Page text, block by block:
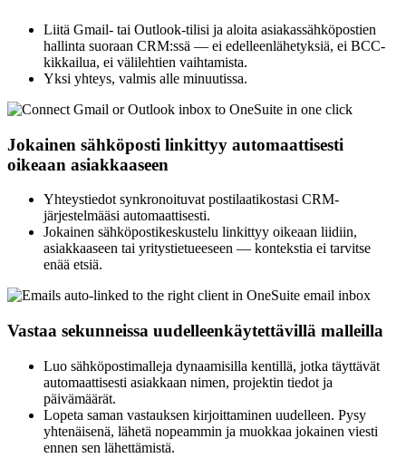
Liitä Gmail- tai Outlook-tilisi ja aloita asiakassähköpostien
hallinta suoraan CRM:ssä — ei edelleenlähetyksiä, ei BCC-
kikkailua, ei välilehtien vaihtamista.
Yksi yhteys, valmis alle minuutissa.
Jokainen sähköposti linkittyy automaattisesti
oikeaan asiakkaaseen
Yhteystiedot synkronoituvat postilaatikostasi CRM-
järjestelmääsi automaattisesti.
Jokainen sähköpostikeskustelu linkittyy oikeaan liidiin,
asiakkaaseen tai yritystietueeseen — kontekstia ei tarvitse
enää etsiä.
Vastaa sekunneissa uudelleenkäytettävillä malleilla
Luo sähköpostimalleja dynaamisilla kentillä, jotka täyttävät
automaattisesti asiakkaan nimen, projektin tiedot ja
päivämäärät.
Lopeta saman vastauksen kirjoittaminen uudelleen. Pysy
yhtenäisenä, lähetä nopeammin ja muokkaa jokainen viesti
ennen sen lähettämistä.